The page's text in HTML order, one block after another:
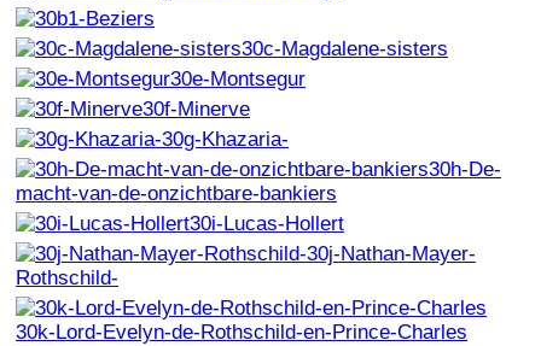
30c-Magdalene-sisters
30e-Montsegur
30f-Minerve
30g-Khazaria-
30h-De-
macht-van-de-onzichtbare-bankiers
30i-Lucas-Hollert
30j-Nathan-Mayer-
Rothschild-
30k-Lord-Evelyn-de-Rothschild-en-Prince-Charles